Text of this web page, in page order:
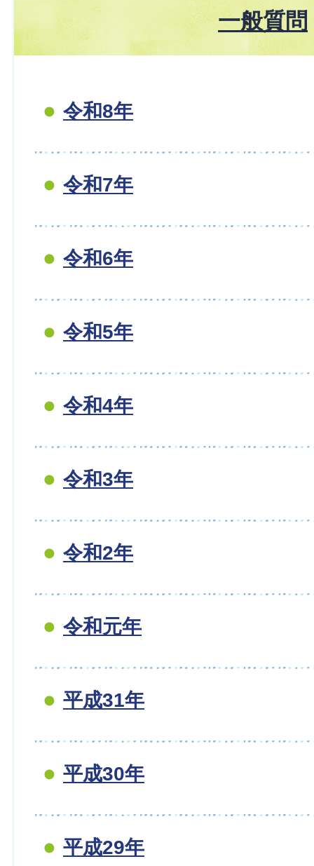
一般質問
令和8年
令和7年
令和6年
令和5年
令和4年
令和3年
令和2年
令和元年
平成31年
平成30年
平成29年